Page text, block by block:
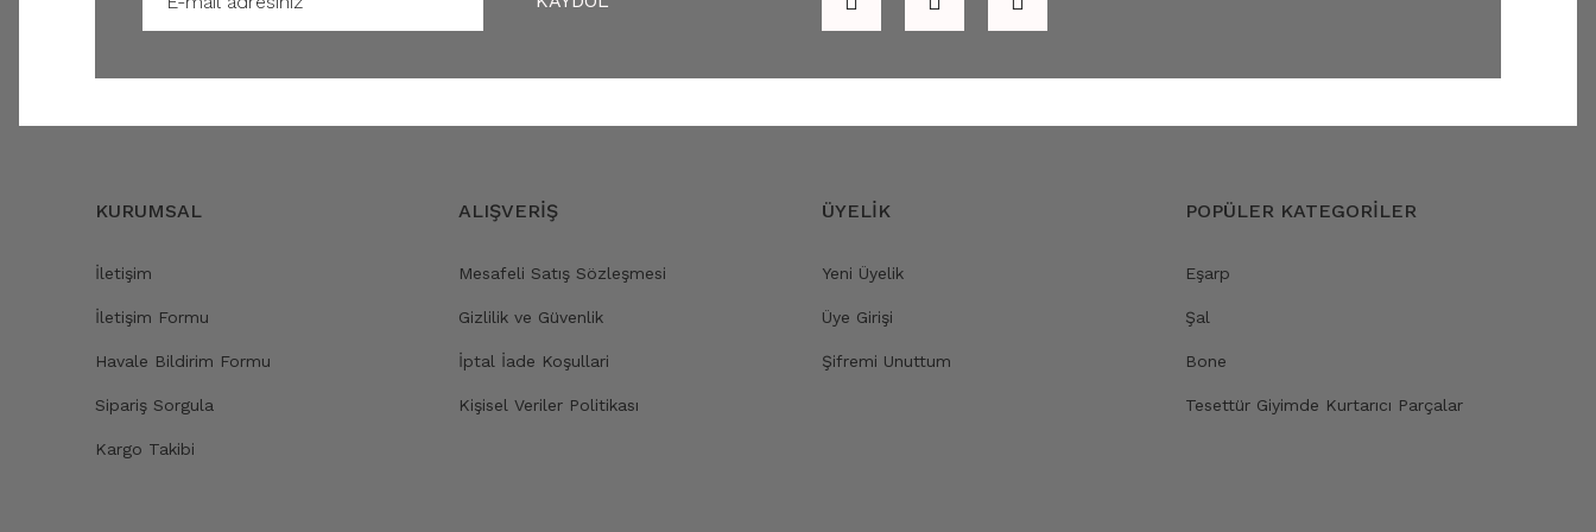
KURUMSAL
İletişim
İletişim Formu
Havale Bildirim Formu
Sipariş Sorgula
Kargo Takibi
ALIŞVERİŞ
Mesafeli Satış Sözleşmesi
Gizlilik ve Güvenlik
İptal İade Koşullari
Kişisel Veriler Politikası
ÜYELİK
Yeni Üyelik
Üye Girişi
Şifremi Unuttum
POPÜLER KATEGORİLER
Eşarp
Şal
Bone
Tesettür Giyimde Kurtarıcı Parçalar